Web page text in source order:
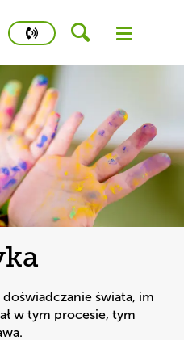
phone
573
975
486
świata, im
w tym procesie, tym